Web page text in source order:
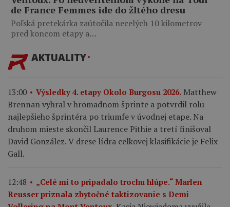
de France Femmes ide do žltého dresu
Poľská pretekárka zaútočila necelých 10 kilometrov
pred koncom etapy a…
AKTUALITY
13:00 Výsledky 4. etapy Okolo Burgosu 2026. Matthew
Brennan vyhral v hromadnom šprinte a potvrdil rolu
najlepšieho šprintéra po triumfe v úvodnej etape. Na
druhom mieste skončil Laurence Pithie a tretí finišoval
David González. V drese lídra celkovej klasifikácie je Felix
Gall.
12:48
„Celé mi to pripadalo trochu hlúpe.“ Marlen
Reusser priznala zbytočné taktizovanie s Demi